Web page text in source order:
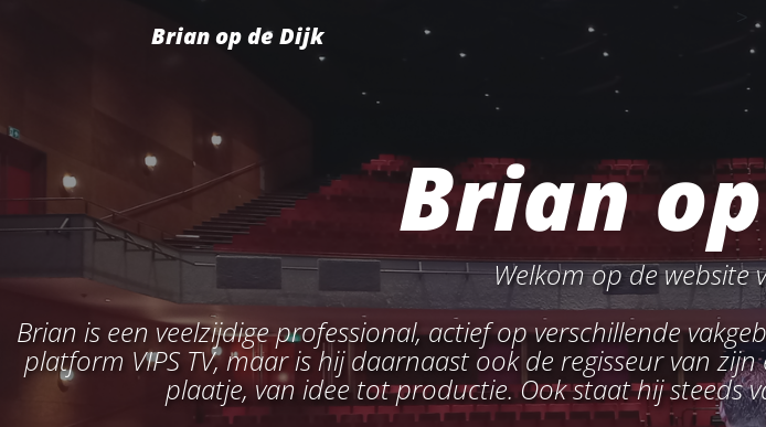
Brian op de Dijk
Brian
Welkom op de website
Brian is een veelzijdige professional, actief op verschillende
platform VIPS TV, maar is hij daarnaast ook de regisseur van
plaatje, van idee tot productie. Ook staat hij steeds